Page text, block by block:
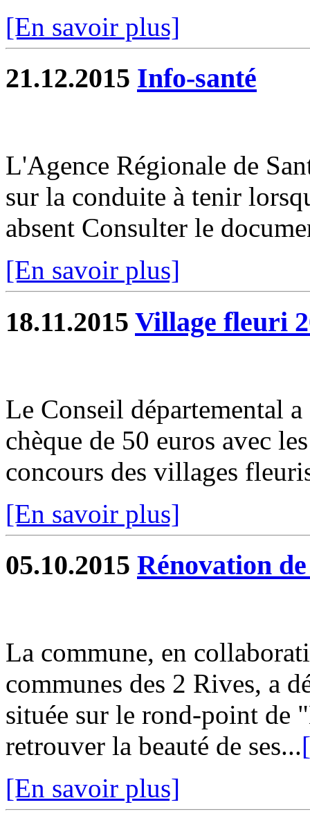
[En savoir plus]
21.12.2015 Info-santé
L'Agence Régionale de
sur la conduite à tenir
absent Consulter le
[En savoir plus]
18.11.2015 Village fleuri
Le Conseil départemental
chèque de 50 euros avec
concours des villages
[En savoir plus]
05.10.2015 Rénovation
La commune, en
communes des 2 Rives, a
située sur le rond-point de
retrouver la beauté de ses...
[En savoir plus]